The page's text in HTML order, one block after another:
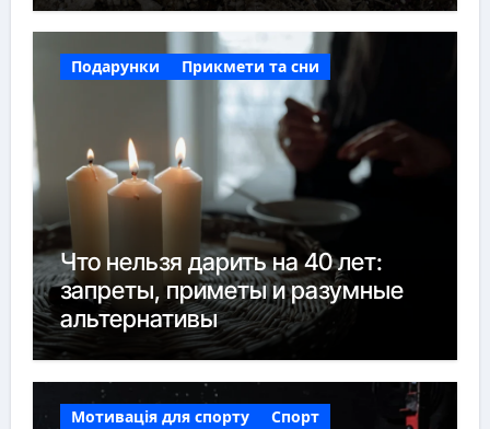
Подарунки Прикмети та сни
Что нельзя дарить на 40 лет:
запреты, приметы и разумные
альтернативы
Мотивація для спорту Спорт